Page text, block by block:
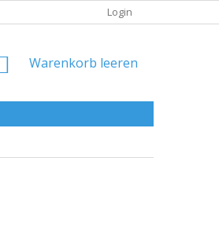
Login
WARENKORB
Warenkorb leeren